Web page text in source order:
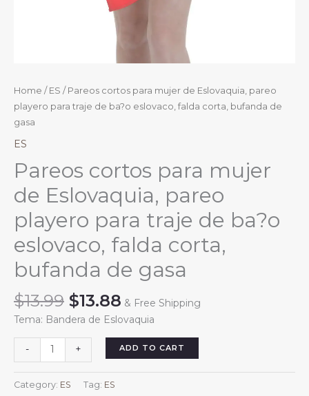
Home / ES / Pareos cortos para mujer de Eslovaquia, pareo
playero para traje de ba?o eslovaco, falda corta, bufanda de
gasa
ES
Pareos cortos para mujer
de Eslovaquia, pareo
playero para traje de ba?o
eslovaco, falda corta,
bufanda de gasa
$13.99 Original
price
$13.99.
$13.88 Current
price
$13.88.
& Free Shipping
Tema: Bandera de Eslovaquia
-
cortos
para
mujer
+ ADD TO CART
Category: ES Tag: ES